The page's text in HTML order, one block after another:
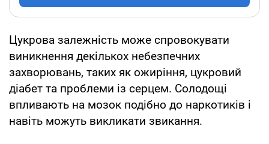
Цукрова залежність може спровокувати
виникнення декількох небезпечних
захворювань, таких як ожиріння, цукровий
діабет та проблеми із серцем. Солодощі
впливають на мозок подібно до наркотиків і
навіть можуть викликати звикання.